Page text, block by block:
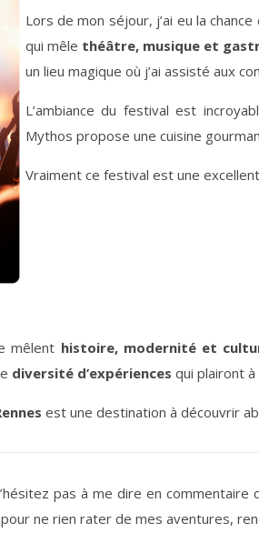
Lors de mon séjour, j’ai eu la
qui mêle théâtre, musique et
un lieu magique où j’ai assisté aux
L’ambiance du festival est
Mythos propose une cuisine
Vraiment ce festival est une
mêlent histoire, modernité et
diversité d’expériences qui plairont
est une destination à découvrir
pas à me dire en
ne rien rater de mes aventures,